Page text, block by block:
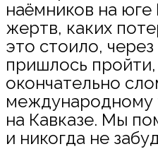
наёмников на юге
жертв, каких
это стоило,
пришлось
окончательно
международному
на Кавказе. Мы
и никогда не